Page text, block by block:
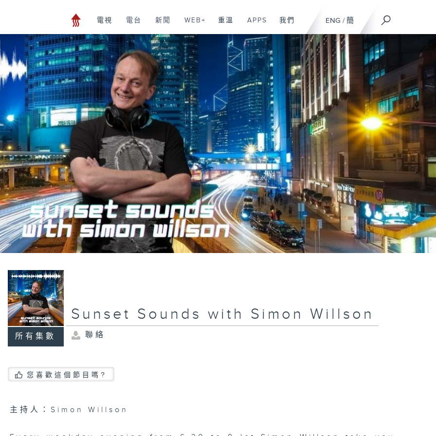
ENG / 簡
電視 電台 新聞 WEB+ 重溫 APPS 我們
所有集數
Sunset Sounds with Simon Willson
聯絡
您喜歡這個節目嗎?
主持人：Simon Willson